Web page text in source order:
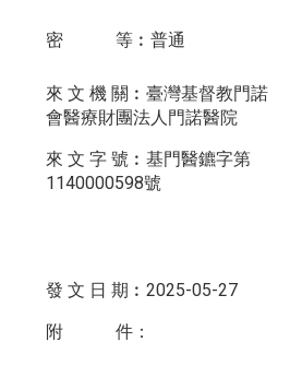
密 等︰普通
來 文 機 關︰臺灣基督教門諾
會醫療財團法人門諾醫院
來 文 字 號︰基門醫鑣字第
1140000598號
發 文 日 期︰2025-05-27
附 件：